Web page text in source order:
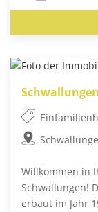
Willkommen in
Schwallungen!
erbaut im Jahr